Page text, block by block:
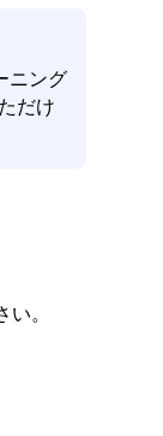
ニング
だけ
。